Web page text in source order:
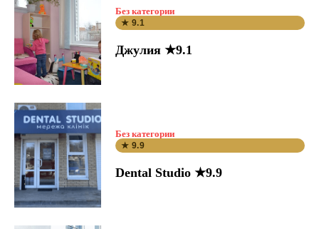
Без категории
★ 9.1
Джулия ★9.1
Без категории
★ 9.9
Dental Studio ★9.9